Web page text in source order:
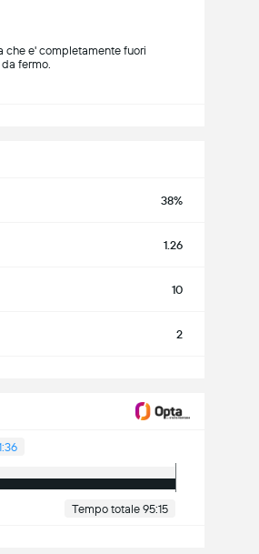
che e' completamente fuori
fermo.
38%
1.26
10
2
Tempo totale 95:15